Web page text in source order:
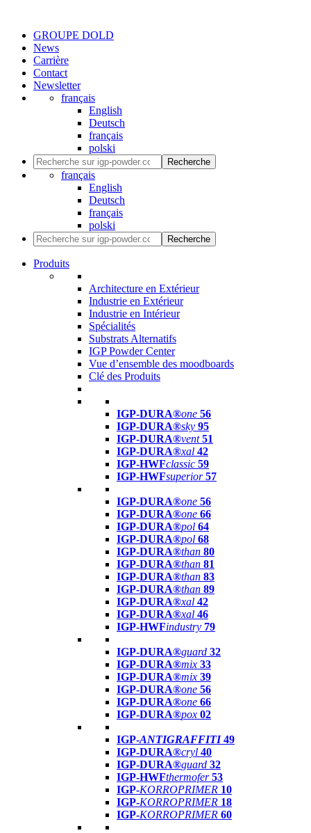
GROUPE DOLD
News
Carrière
Contact
Newsletter
français
English
Deutsch
français
polski
Recherche
français
English
Deutsch
français
polski
Recherche
Produits
Architecture en Extérieur
Industrie en Extérieur
Industrie en Intérieur
Spécialités
Substrats Alternatifs
IGP Powder Center
Vue d’ensemble des moodboards
Clé des Produits
IGP-DURA®one 56
IGP-DURA®sky 95
IGP-DURA®vent 51
IGP-DURA®xal 42
IGP-HWFclassic 59
IGP-HWFsuperior 57
IGP-DURA®one 56
IGP-DURA®one 66
IGP-DURA®pol 64
IGP-DURA®pol 68
IGP-DURA®than 80
IGP-DURA®than 81
IGP-DURA®than 83
IGP-DURA®than 89
IGP-DURA®xal 42
IGP-DURA®xal 46
IGP-HWFindustry 79
IGP-DURA®guard 32
IGP-DURA®mix 33
IGP-DURA®mix 39
IGP-DURA®one 56
IGP-DURA®one 66
IGP-DURA®pox 02
IGP-ANTIGRAFFITI49
IGP-DURA®cryl 40
IGP-DURA®guard 32
IGP-HWFthermofer 53
IGP-KORROPRIMER 10
IGP-KORROPRIMER 18
IGP-KORROPRIMER 60